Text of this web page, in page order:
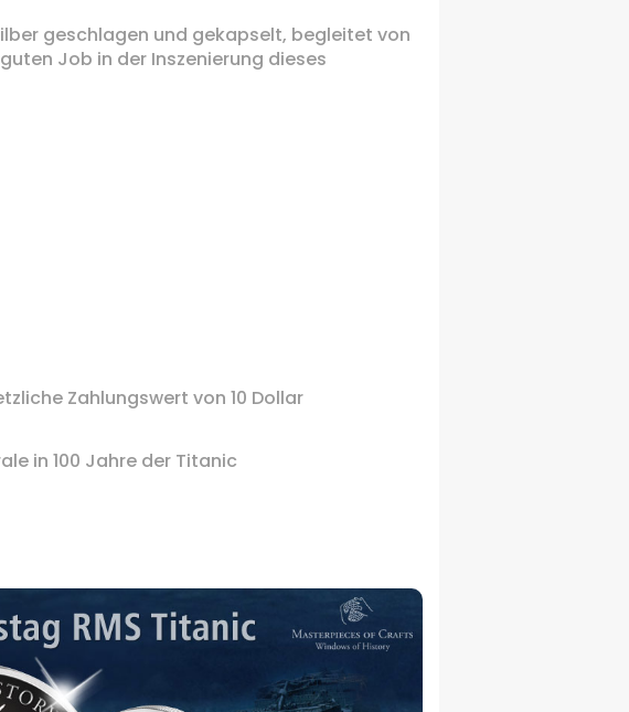
geschlagen und gekapselt, begleitet von
Job in der Inszenierung dieses
Zahlungswert von 10 Dollar
in 100 Jahre der Titanic